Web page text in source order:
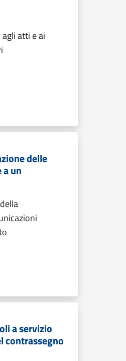
atti e ai
delle
un
a servizio
contrassegno